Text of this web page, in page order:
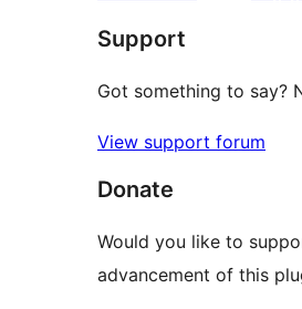
Support
Got something to say?
View support forum
Donate
Would you like to
advancement of this